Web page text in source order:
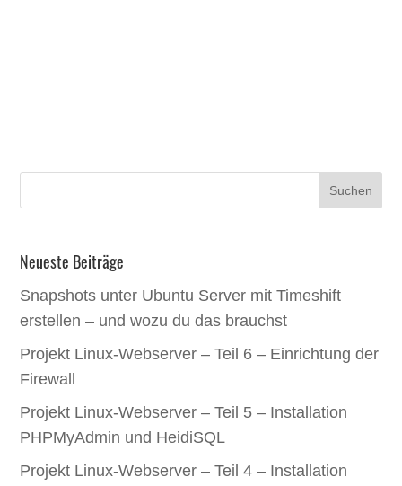
Neueste Beiträge
Snapshots unter Ubuntu Server mit Timeshift
erstellen – und wozu du das brauchst
Projekt Linux-Webserver – Teil 6 – Einrichtung der
Firewall
Projekt Linux-Webserver – Teil 5 – Installation
PHPMyAdmin und HeidiSQL
Projekt Linux-Webserver – Teil 4 – Installation